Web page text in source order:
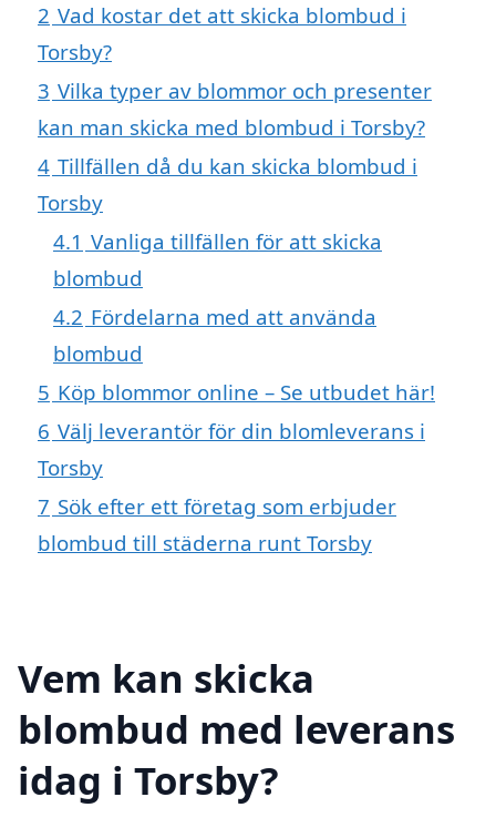
2 Vad kostar det att skicka blombud i
Torsby?
3 Vilka typer av blommor och presenter
kan man skicka med blombud i Torsby?
4 Tillfällen då du kan skicka blombud i
Torsby
4.1 Vanliga tillfällen för att skicka
blombud
4.2 Fördelarna med att använda
blombud
5 Köp blommor online – Se utbudet här!
6 Välj leverantör för din blomleverans i
Torsby
7 Sök efter ett företag som erbjuder
blombud till städerna runt Torsby
Vem kan skicka
blombud med leverans
idag i Torsby?